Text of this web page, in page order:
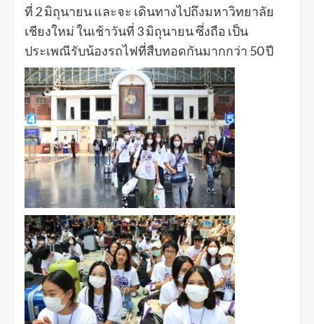
ที่ 2 มิถุนายน และจะ เดินทางไปถึงมหาวิทยาลัย
เชียงใหม่ ในเช้าวันที่ 3 มิถุนายน ซึ่งถือ เป็น
ประเพณีรับน้องรถไฟที่สืบทอดกันมากกว่า 50 ปี